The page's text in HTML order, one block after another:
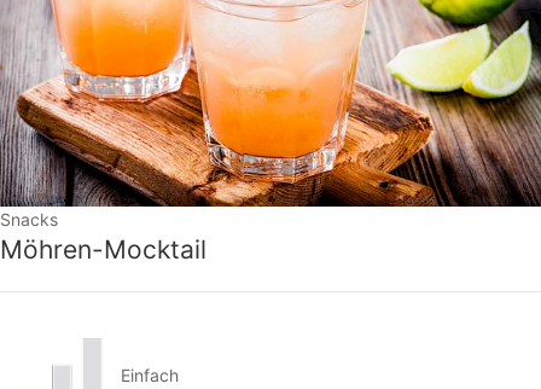
Snacks
Möhren-Mocktail
Einfach